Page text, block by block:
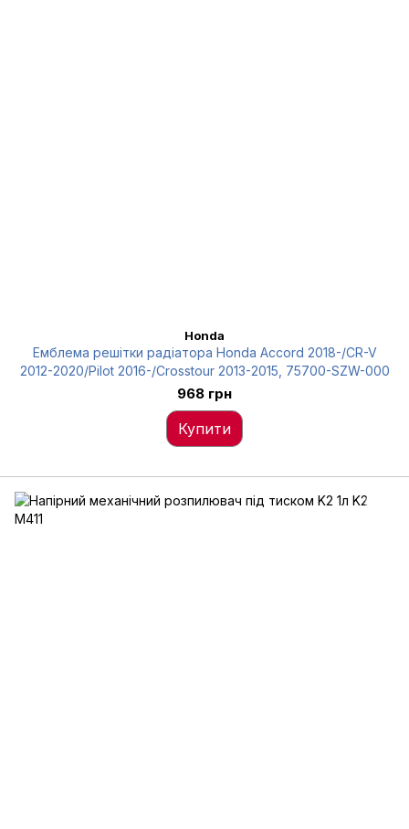
Honda
Емблема решітки радіатора Honda Accord 2018-/CR-V
2012-2020/Pilot 2016-/Crosstour 2013-2015, 75700-SZW-000
968 грн
Купити